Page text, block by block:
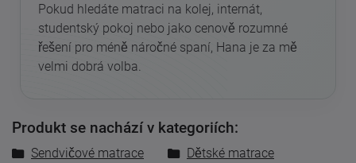
Pokud hledáte matraci na kolej, internát,
studentský pokoj nebo jako cenově rozumné
řešení pro méně náročné spaní, Hana je za mě
velmi dobrá volba.
Produkt se nachází v kategoriích:
Sendvičové matrace
Dětské matrace